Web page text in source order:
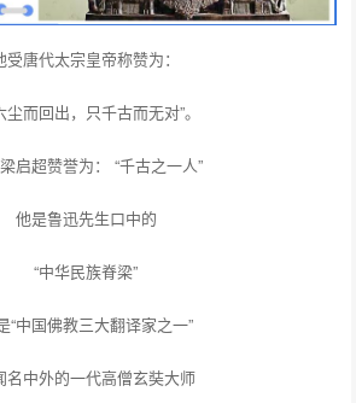
受唐代太宗皇帝称赞为：
尘而回出，只千古而无对”。
启超赞誉为： “千古之一人”
他是鲁迅先生口中的
“中华民族脊梁”
“中国佛教三大翻译家之一”
名中外的一代高僧玄奘大师